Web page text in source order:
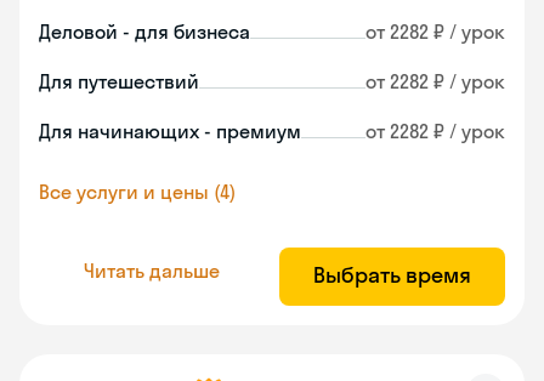
Деловой - для бизнеса от 2282 ₽ / урок
Для путешествий от 2282 ₽ / урок
Для начинающих - премиум от 2282 ₽ / урок
Все услуги и цены (4)
Читать дальше Выбрать время